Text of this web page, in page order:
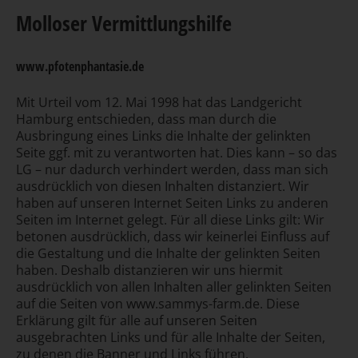
Molloser Vermittlungshilfe
www.pfotenphantasie.de
Mit Urteil vom 12. Mai 1998 hat das Landgericht
Hamburg entschieden, dass man durch die
Ausbringung eines Links die Inhalte der gelinkten
Seite ggf. mit zu verantworten hat. Dies kann – so das
LG – nur dadurch verhindert werden, dass man sich
ausdrücklich von diesen Inhalten distanziert. Wir
haben auf unseren Internet Seiten Links zu anderen
Seiten im Internet gelegt. Für all diese Links gilt: Wir
betonen ausdrücklich, dass wir keinerlei Einfluss auf
die Gestaltung und die Inhalte der gelinkten Seiten
haben. Deshalb distanzieren wir uns hiermit
ausdrücklich von allen Inhalten aller gelinkten Seiten
auf die Seiten von www.sammys-farm.de. Diese
Erklärung gilt für alle auf unseren Seiten
ausgebrachten Links und für alle Inhalte der Seiten,
zu denen die Banner und Links führen.